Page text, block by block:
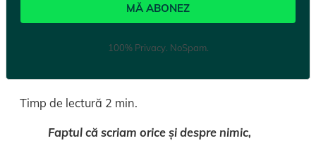
MĂ ABONEZ
100% Privacy. NoSpam.
Timp de lectură 2 min.
Faptul că scriam orice și despre nimic,